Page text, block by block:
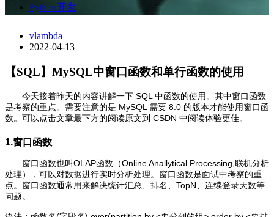
Python开发
vlambda
2022-04-13
【SQL】MySQL中窗口函数和单行函数的使用
今天接着昨天的内容讲解一下 SQL 中函数的使用。其中窗口函数
是考察的重点。需要注意的是 MySQL 需要 8.0 的版本才能使用窗口函
数。可以点击文章最下方的阅读原文到 CSDN 中阅读体验更佳。
1.窗口函数
窗口函数也叫OLAP函数（Online Anallytical Processing,联机分析
处理），可以对数据进行实时分析处理。窗口函数是面试中考察的重
点。窗口函数通常用来解决统计汇总、排名、TopN、连续登录天数等
问题。